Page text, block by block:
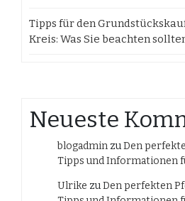
Tipps für den
Kreis: Was Sie beachten
Neueste
blogadmin zuDen
Tipps und Informationen
Ulrike zuDen perfekten